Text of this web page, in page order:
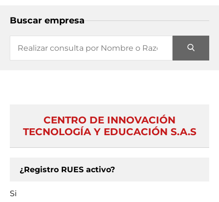
Buscar empresa
CENTRO DE INNOVACIÓN
TECNOLOGÍA Y EDUCACIÓN S.A.S
¿Registro RUES activo?
Si